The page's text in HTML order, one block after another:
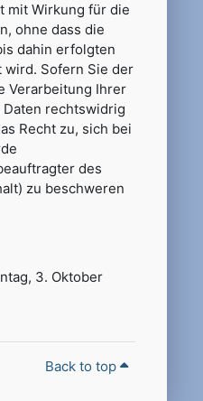
mit Wirkung für die
ohne dass die
dahin erfolgten
Sofern Sie der
Verarbeitung Ihrer
rechtswidrig
Recht zu, sich bei
des
zu beschweren
3. Oktober
Back to top